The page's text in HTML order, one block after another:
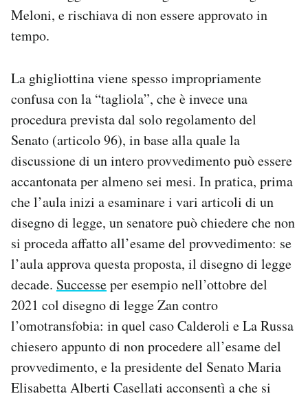
Meloni, e rischiava di non essere approvato in
tempo.
La ghigliottina viene spesso impropriamente
confusa con la “tagliola”, che è invece una
procedura prevista dal solo regolamento del
Senato (articolo 96), in base alla quale la
discussione di un intero provvedimento può essere
accantonata per almeno sei mesi. In pratica, prima
che l’aula inizi a esaminare i vari articoli di un
disegno di legge, un senatore può chiedere che non
si proceda affatto all’esame del provvedimento: se
l’aula approva questa proposta, il disegno di legge
decade. Successeper esempio nell’ottobre del
2021 col disegno di legge Zan contro
l’omotransfobia: in quel caso Calderoli e La Russa
chiesero appunto di non procedere all’esame del
provvedimento, e la presidente del Senato Maria
Elisabetta Alberti Casellati acconsentì a che si